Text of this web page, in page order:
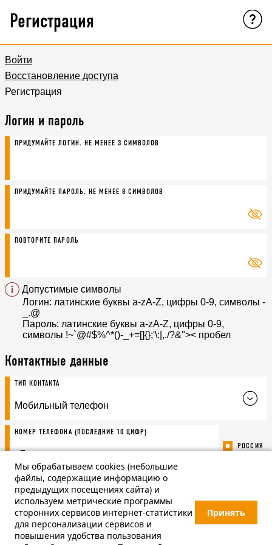
Регистрация
Войти
Восстановление доступа
Регистрация
Логин и пароль
ПРИДУМАЙТЕ ЛОГИН. НЕ МЕНЕЕ 3 СИМВОЛОВ
ПРИДУМАЙТЕ ПАРОЛЬ. НЕ МЕНЕЕ 8 СИМВОЛОВ
ПОВТОРИТЕ ПАРОЛЬ
Допустимые символы
Логин: латинские буквы a-zA-Z, цифры 0-9, символы -
_.@
Пароль: латинские буквы a-zA-Z, цифры 0-9,
символы !~`@#$%^*()-_+=[]{};'\:|,./?&">< пробел
Контактные данные
ТИП КОНТАКТА
НОМЕР ТЕЛЕФОНА(ПОСЛЕДНИЕ 10 ЦИФР)
+7
РОССИЯ
Я ДАЮСОГЛАСИЕ НА ОБРАБОТКУ ДАННЫХ
ЗАРЕГИСТРИРОВАТЬСЯ
Мы обрабатываем cookies (небольшие
файлы, содержащие информацию о
предыдущих посещениях сайта) и
используем метрические программы
сторонних сервисов интернет-статистики
для персонализации сервисов и
повышения удобства пользования
Принять